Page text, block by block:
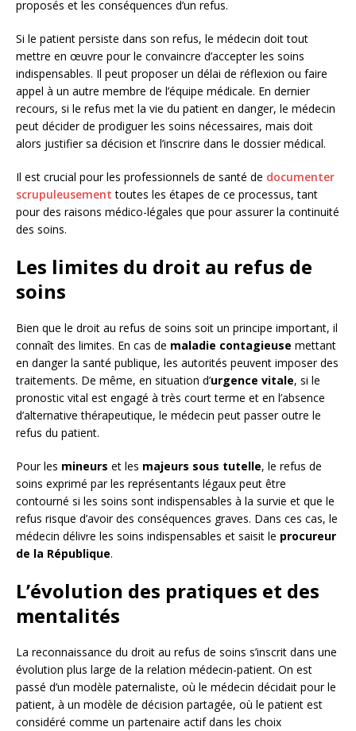
proposés et les conséquences d’un refus.
Si le patient persiste dans son refus, le médecin doit tout
mettre en œuvre pour le convaincre d’accepter les soins
indispensables. Il peut proposer un délai de réflexion ou faire
appel à un autre membre de l’équipe médicale. En dernier
recours, si le refus met la vie du patient en danger, le médecin
peut décider de prodiguer les soins nécessaires, mais doit
alors justifier sa décision et l’inscrire dans le dossier médical.
Il est crucial pour les professionnels de santé de documenter
scrupuleusement toutes les étapes de ce processus, tant
pour des raisons médico-légales que pour assurer la continuité
des soins.
Les limites du droit au refus de
soins
Bien que le droit au refus de soins soit un principe important, il
connaît des limites. En cas de maladie contagieuse mettant
en danger la santé publique, les autorités peuvent imposer des
traitements. De même, en situation d’urgence vitale, si le
pronostic vital est engagé à très court terme et en l’absence
d’alternative thérapeutique, le médecin peut passer outre le
refus du patient.
Pour les mineurs et les majeurs sous tutelle, le refus de
soins exprimé par les représentants légaux peut être
contourné si les soins sont indispensables à la survie et que le
refus risque d’avoir des conséquences graves. Dans ces cas, le
médecin délivre les soins indispensables et saisit le procureur
de la République.
L’évolution des pratiques et des
mentalités
La reconnaissance du droit au refus de soins s’inscrit dans une
évolution plus large de la relation médecin-patient. On est
passé d’un modèle paternaliste, où le médecin décidait pour le
patient, à un modèle de décision partagée, où le patient est
considéré comme un partenaire actif dans les choix